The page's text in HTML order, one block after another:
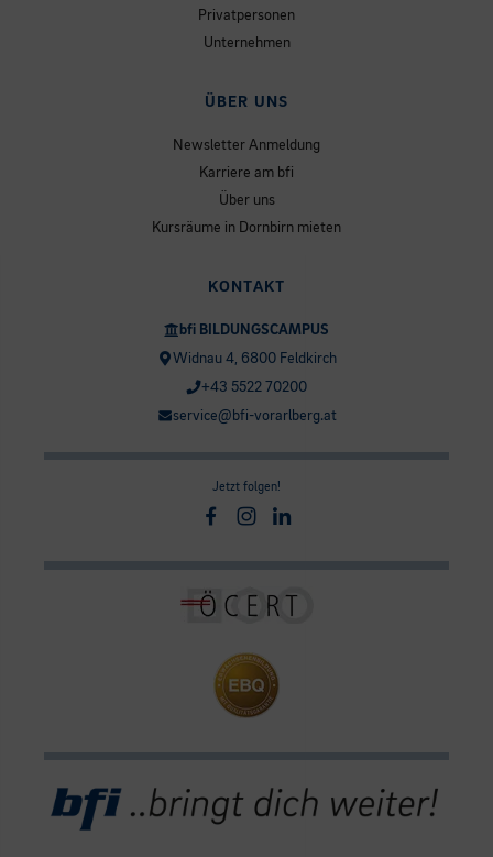
Privatpersonen
Unternehmen
ÜBER UNS
Newsletter Anmeldung
Karriere am bfi
Über uns
Kursräume in Dornbirn mieten
KONTAKT
bfi BILDUNGSCAMPUS
Widnau 4, 6800 Feldkirch
+43 5522 70200
service@bfi-vorarlberg.at
Jetzt folgen!
Facebook
Instagram
Linkedin